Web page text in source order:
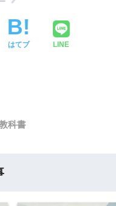
はてブ LINE
科書